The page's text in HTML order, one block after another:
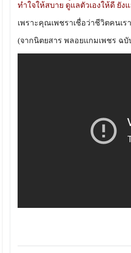
ทำใจให้สบาย ดูแลตัวเองให้ดี ยั
เพราะคุณเพชราเชื่อว่าชีวิตคนเ
(จากนิตยสาร พลอยแกมเพชร ฉบั